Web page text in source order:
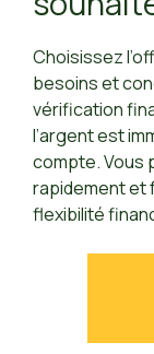
Choisissez
besoins et
vérification
l’argent est
compte. Vous
rapidement et
flexibilité